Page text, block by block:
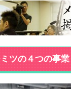
ツの４つの事業